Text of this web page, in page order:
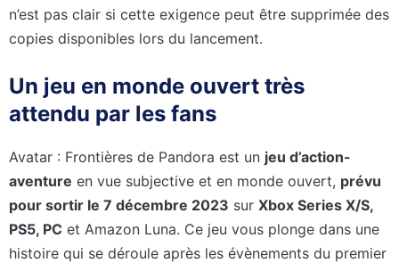
n’est pas clair si cette exigence peut être supprimée des
copies disponibles lors du lancement.
Un jeu en monde ouvert très
attendu par les fans
Avatar : Frontières de Pandora est un jeu d’action-
aventure en vue subjective et en monde ouvert, prévu
pour sortir le 7 décembre 2023 sur Xbox Series X/S,
PS5, PC et Amazon Luna. Ce jeu vous plonge dans une
histoire qui se déroule après les évènements du premier